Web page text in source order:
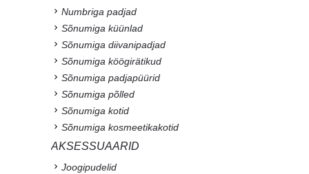
Numbriga padjad
Sõnumiga küünlad
Sõnumiga diivanipadjad
Sõnumiga köögirätikud
Sõnumiga padjapüürid
Sõnumiga põlled
Sõnumiga kotid
Sõnumiga kosmeetikakotid
AKSESSUAARID
Joogipudelid